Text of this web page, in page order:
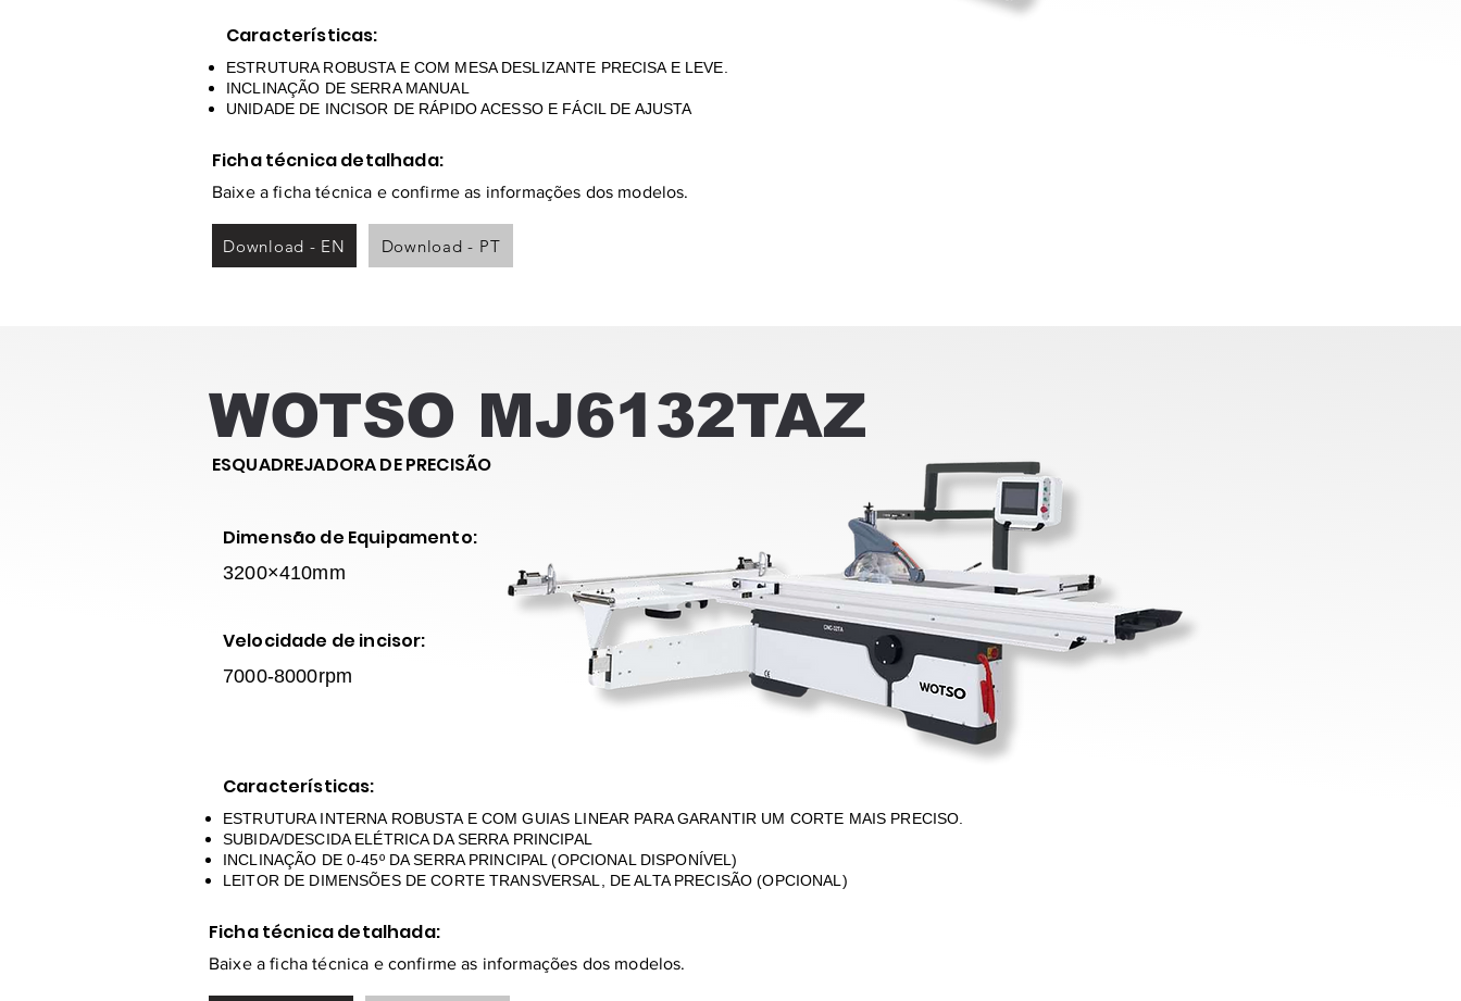
Características:
ESTRUTURA ROBUSTA E COM MESA DESLIZANTE PRECISA E LEVE.
INCLINAÇÃO DE SERRA MANUAL
UNIDADE DE INCISOR DE RÁPIDO ACESSO E FÁCIL DE AJUSTA
Ficha técnica detalhada:
Baixe a ficha técnica e confirme as informações dos modelos.
Download - EN Download - PT
WOTSO MJ6132TAZ
Dimensão de Equipamento:
3200×410mm
Velocidade de incisor:
7000-8000rpm
ESQUADREJADORA DE PRECISÃO
Características:
ESTRUTURA INTERNA ROBUSTA E COM GUIAS LINEAR PARA GARANTIR UM CORTE MAIS PRECISO.
SUBIDA/DESCIDA ELÉTRICA DA SERRA PRINCIPAL
INCLINAÇÃO DE 0-45º DA SERRA PRINCIPAL (OPCIONAL DISPONÍVEL)
LEITOR DE DIMENSÕES DE CORTE TRANSVERSAL, DE ALTA PRECISÃO (OPCIONAL)
Ficha técnica detalhada:
Baixe a ficha técnica e confirme as informações dos modelos.